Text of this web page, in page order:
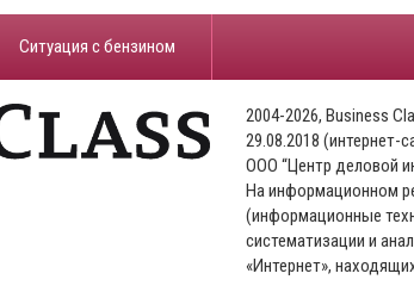
​Ситуация с бензином
2004-2026, Business
29.08.2018 (интернет-
ООО “Центр деловой
На информационном
(информационные
систематизации и
«Интернет»,